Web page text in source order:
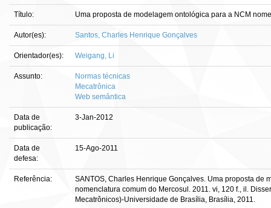
Título: Uma proposta de modelagem ontológica para a NCM
Autor(es): Santos, Charles Henrique Gonçalves
Orientador(es): Weigang, Li
Assunto:
Normas técnicas
Mecatrônica
Web semântica
Data de
publicação:
3-Jan-2012
Data de
defesa:
15-Ago-2011
Referência:
SANTOS, Charles Henrique Gonçalves. Uma proposta de
nomenclatura comum do Mercosul. 2011. vi, 120 f., il.
Mecatrônicos)-Universidade de Brasília, Brasília, 2011.